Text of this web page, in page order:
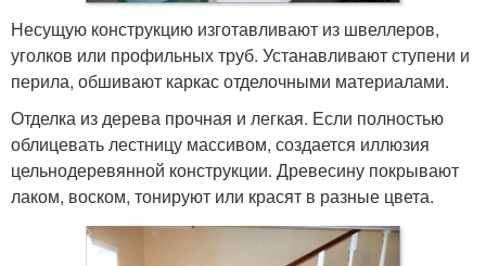
Несущую конструкцию изготавливают из швеллеров,
уголков или профильных труб. Устанавливают ступени и
перила, обшивают каркас отделочными материалами.
Отделка из дерева прочная и легкая. Если полностью
облицевать лестницу массивом, создается иллюзия
цельнодеревянной конструкции. Древесину покрывают
лаком, воском, тонируют или красят в разные цвета.